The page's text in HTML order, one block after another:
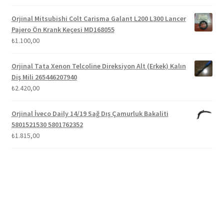
Orjinal Mitsubishi Colt Carisma Galant L200 L300 Lancer
Pajero Ön Krank Keçesi MD168055
₺1.100,00
Orjinal Tata Xenon Telcoline Direksiyon Alt (Erkek) Kalın
Diş Mili 265446207940
₺2.420,00
Orjinal İveco Daily 14/19 Sağ Dış Çamurluk Bakaliti
5801521530 5801762352
₺1.815,00